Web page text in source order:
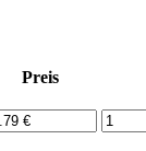
Preis